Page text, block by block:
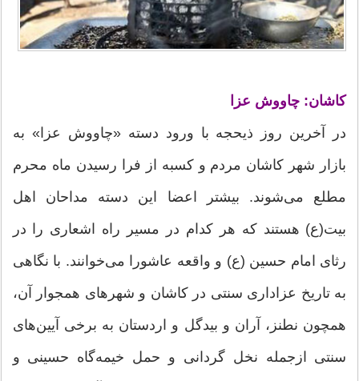
کاشان: چاووش عزا
در آخرین روز ذیحجه با ورود دسته «چاووش عزا» به
بازار شهر کاشان مردم و کسبه از فرا رسیدن ماه محرم
مطلع می‌شوند. بیشتر اعضا این دسته مداحان اهل
بیت(ع) هستند كه هر كدام در مسیر راه اشعاری را در
رثای امام حسین (ع) و واقعه عاشورا می‌خوانند. با نگاهی
به تاریخ عزاداری سنتی در كاشان و شهرهای همجوار آن،
همچون نطنز، آران و بیدگل و اردستان به برخی آیین‌های
سنتی ازجمله نخل گردانی و حمل خیمه‌گاه حسینی و